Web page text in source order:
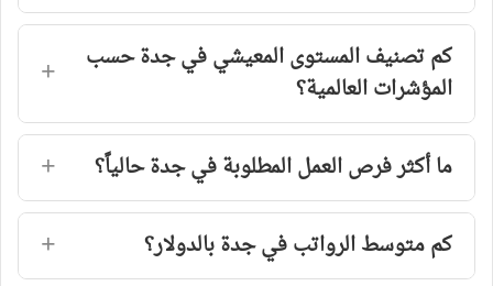
كم تصنيف المستوى المعيشي في جدة حسب
المؤشرات العالمية؟
ما أكثر فرص العمل المطلوبة في جدة حالياً؟
كم متوسط الرواتب في جدة بالدولار؟